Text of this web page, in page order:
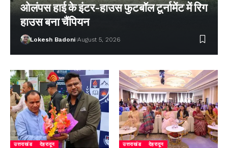
ओलंपस हाई के इंटर-हाउस फुटबॉल टूर्नामेंट में रिग
हाउस बना चैंपियन
Lokesh Badoni August 5, 2026
उत्तराखंड देहरादून उत्तराखंड देहरादून